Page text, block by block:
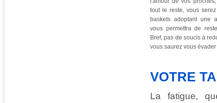
tout le reste, vous
baskets adoptant une
vous permettra de
Bref, pas de soucis à
vous saurez vous
VOTRE
La fatigue,